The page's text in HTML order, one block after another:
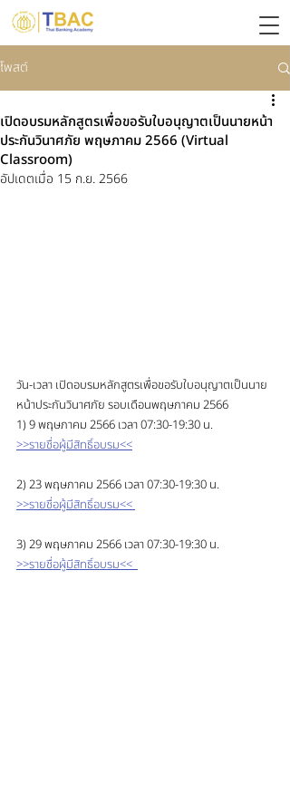
โพสต์
เปิดอบรมหลักสูตรเพื่อขอรับใบอนุญาตเป็นนายหน้า
ประกันวินาศภัย พฤษภาคม 2566 (Virtual
Classroom)
อัปเดตเมื่อ 15 ก.ย. 2566
วัน-เวลา เปิดอบรมหลักสูตรเพื่อขอรับใบอนุญาตเป็นนาย
หน้าประกันวินาศภัย รอบเดือนพฤษภาคม 2566
1) 9 พฤษภาคม 2566 เวลา 07:30-19:30 น.
>>รายชื่อผู้มีสิทธิ์อบรม<<
2) 23 พฤษภาคม 2566 เวลา 07:30-19:30 น.
>>รายชื่อผู้มีสิทธิ์อบรม<<
3) 29 พฤษภาคม 2566 เวลา 07:30-19:30 น.
>>รายชื่อผู้มีสิทธิ์อบรม<<